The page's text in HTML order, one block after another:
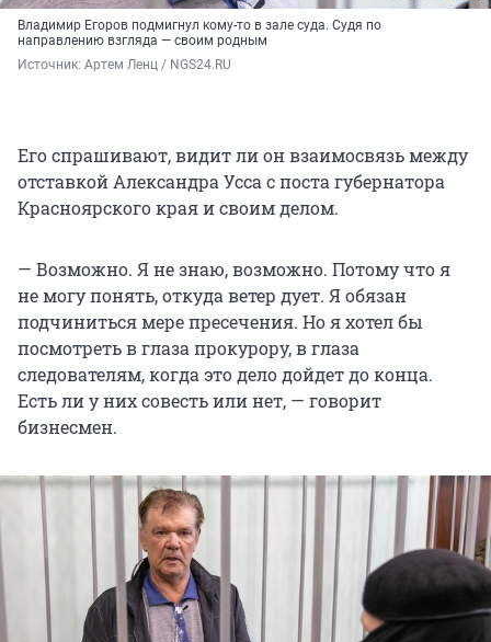
Владимир Егоров подмигнул кому-то в зале суда. Судя по
направлению взгляда — своим родным
Источник: Артем Ленц / NGS24.RU
Его спрашивают, видит ли он взаимосвязь между
отставкой Александра Усса с поста губернатора
Красноярского края и своим делом.
— Возможно. Я не знаю, возможно. Потому что я
не могу понять, откуда ветер дует. Я обязан
подчиниться мере пресечения. Но я хотел бы
посмотреть в глаза прокурору, в глаза
следователям, когда это дело дойдет до конца.
Есть ли у них совесть или нет, — говорит
бизнесмен.